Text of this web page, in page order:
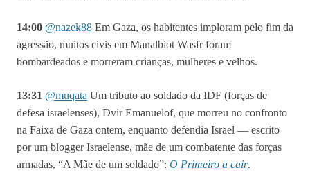
14:00 @nazek88 Em Gaza, os habitentes imploram pelo fim da
agressão, muitos civis em Manalbiot Wasfr foram
bombardeados e morreram crianças, mulheres e velhos.
13:31 @muqata Um tributo ao soldado da IDF (forças de
defesa israelenses), Dvir Emanuelof, que morreu no confronto
na Faixa de Gaza ontem, enquanto defendia Israel — escrito
por um blogger Israelense, mãe de um combatente das forças
armadas, “A Mãe de um soldado”: O Primeiro a cair.